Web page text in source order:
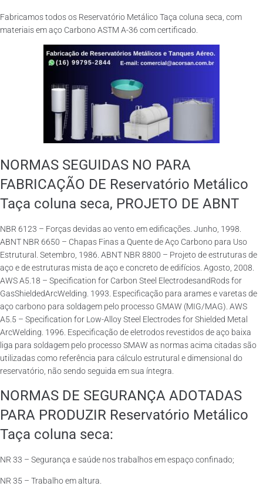
Fabricamos todos os Reservatório Metálico Taça coluna seca, com
materiais em aço Carbono ASTM A-36 com certificado.
NORMAS SEGUIDAS NO PARA
FABRICAÇÃO DE Reservatório Metálico
Taça coluna seca, PROJETO DE ABNT
NBR 6123 – Forças devidas ao vento em edificações. Junho, 1998.
ABNT NBR 6650 – Chapas Finas a Quente de Aço Carbono para Uso
Estrutural. Setembro, 1986. ABNT NBR 8800 – Projeto de estruturas de
aço e de estruturas mista de aço e concreto de edifícios. Agosto, 2008.
AWS A5.18 – Specification for Carbon Steel ElectrodesandRods for
GasShieldedArcWelding. 1993. Especificação para arames e varetas de
aço carbono para soldagem pelo processo GMAW (MIG/MAG). AWS
A5.5 – Specification for Low-Alloy Steel Electrodes for Shielded Metal
ArcWelding. 1996. Especificação de eletrodos revestidos de aço baixa
liga para soldagem pelo processo SMAW as normas acima citadas são
utilizadas como referência para cálculo estrutural e dimensional do
reservatório, não sendo seguida em sua íntegra.
NORMAS DE SEGURANÇA ADOTADAS
PARA PRODUZIR Reservatório Metálico
Taça coluna seca:
NR 33 – Segurança e saúde nos trabalhos em espaço confinado;
NR 35 – Trabalho em altura.